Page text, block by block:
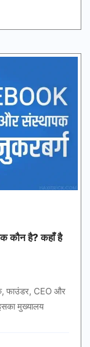
कौन है? कहाँ है
फाउंडर, CEO और
मुख्यालय